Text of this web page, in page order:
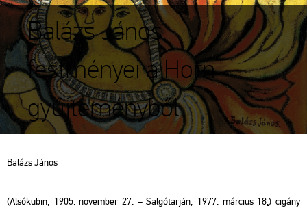
Balázs János
festményei a Horn
gyűjteményből
Ba­lázs János
(Al­só­ku­bin, 1905. no­vem­ber 27. – Sal­gó­tar­ján, 1977. már­ci­us 18.) ci­gány